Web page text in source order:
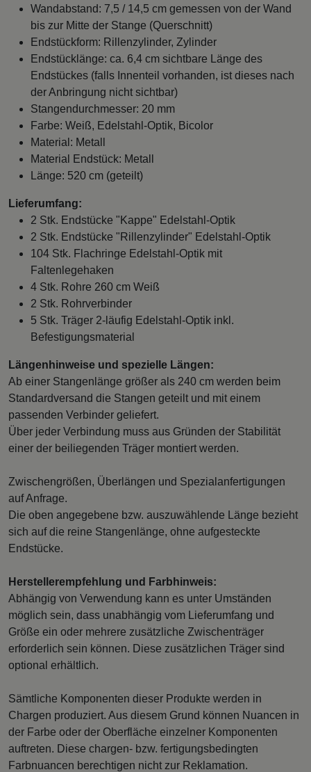
Wandabstand: 7,5 / 14,5 cm gemessen von der Wand
bis zur Mitte der Stange (Querschnitt)
Endstückform: Rillenzylinder, Zylinder
Endstücklänge: ca. 6,4 cm sichtbare Länge des
Endstückes (falls Innenteil vorhanden, ist dieses nach
der Anbringung nicht sichtbar)
Stangendurchmesser: 20 mm
Farbe: Weiß, Edelstahl-Optik, Bicolor
Material: Metall
Material Endstück: Metall
Länge: 520 cm (geteilt)
Lieferumfang:
2 Stk. Endstücke "Kappe" Edelstahl-Optik
2 Stk. Endstücke "Rillenzylinder" Edelstahl-Optik
104 Stk. Flachringe Edelstahl-Optik mit
Faltenlegehaken
4 Stk. Rohre 260 cm Weiß
2 Stk. Rohrverbinder
5 Stk. Träger 2-läufig Edelstahl-Optik inkl.
Befestigungsmaterial
Längenhinweise und spezielle Längen:
Ab einer Stangenlänge größer als 240 cm werden beim
Standardversand die Stangen geteilt und mit einem
passenden Verbinder geliefert.
Über jeder Verbindung muss aus Gründen der Stabilität
einer der beiliegenden Träger montiert werden.
Zwischengrößen, Überlängen und Spezialanfertigungen
auf Anfrage.
Die oben angegebene bzw. auszuwählende Länge bezieht
sich auf die reine Stangenlänge, ohne aufgesteckte
Endstücke.
Herstellerempfehlung und Farbhinweis:
Abhängig von Verwendung kann es unter Umständen
möglich sein, dass unabhängig vom Lieferumfang und
Größe ein oder mehrere zusätzliche Zwischenträger
erforderlich sein können. Diese zusätzlichen Träger sind
optional erhältlich.
Sämtliche Komponenten dieser Produkte werden in
Chargen produziert. Aus diesem Grund können Nuancen in
der Farbe oder der Oberfläche einzelner Komponenten
auftreten. Diese chargen- bzw. fertigungsbedingten
Farbnuancen berechtigen nicht zur Reklamation.